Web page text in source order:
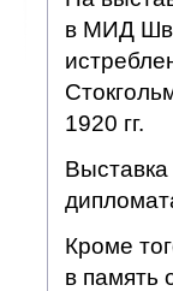
в МИД
1920 гг.
Кроме
в память